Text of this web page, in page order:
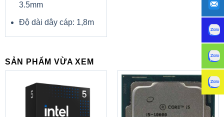
3.5mm
Độ dài dây cáp: 1,8m
SẢN PHẨM VỪA XEM